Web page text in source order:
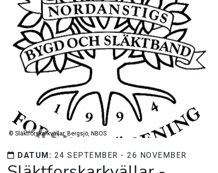
© Släktforskarkvällar, Bergsjö, NBOS
DATUM: 24 SEPTEMBER - 26 NOVEMBER